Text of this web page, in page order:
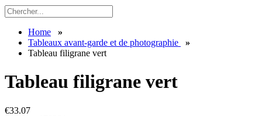
Home
»
Tableaux avant-garde et de photographie
»
Tableau filigrane vert
Tableau filigrane vert
€33.07